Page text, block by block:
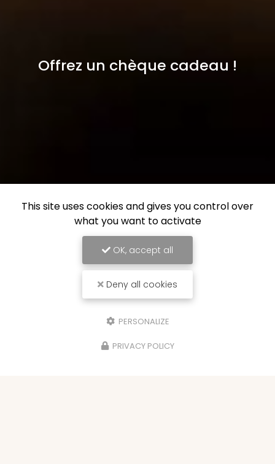
Offrez un chèque cadeau !
This site uses cookies and gives you control over
what you want to activate
OK, accept all
Deny all cookies
PERSONALIZE
PRIVACY POLICY